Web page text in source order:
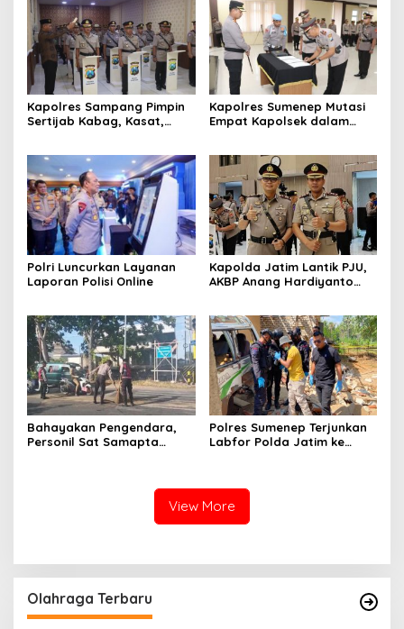
Kapolres Sampang Pimpin
Sertijab Kabag, Kasat,
Kapolres Sumenep Mutasi
Empat Kapolsek dalam
Polri Luncurkan Layanan
Laporan Polisi Online
Kapolda Jatim Lantik PJU,
AKBP Anang Hardiyanto
Bahayakan Pengendara,
Personil Sat Samapta
Polres Sumenep Terjunkan
Labfor Polda Jatim ke
View More
Olahraga Terbaru